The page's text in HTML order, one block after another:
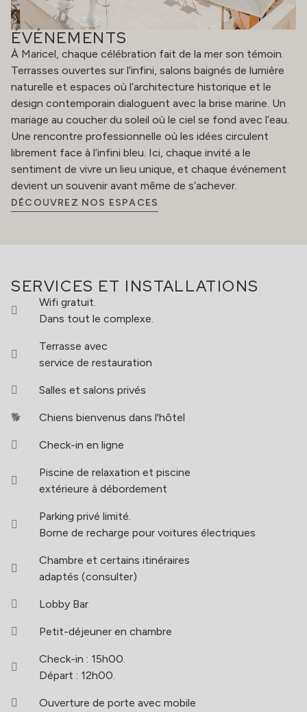
ÉVÉNEMENTS
À Maricel, chaque célébration fait de la mer son témoin.
Terrasses ouvertes sur l’infini, salons baignés de lumière
naturelle et espaces où l’architecture historique et le
design contemporain dialoguent avec la brise marine. Un
mariage au coucher du soleil où le ciel se fond avec l’eau.
Une rencontre professionnelle où les idées circulent
librement face à l’infini bleu. Ici, chaque invité a le
sentiment de vivre un lieu unique, et chaque événement
devient un souvenir avant même de s’achever.
DÉCOUVREZ NOS ESPACES
SERVICES ET INSTALLATIONS
Wifi gratuit.
Dans tout le complexe.
Terrasse avec
service de restauration
Salles et salons privés
Chiens bienvenus dans l'hôtel
Check-in en ligne
Piscine de relaxation et piscine
extérieure à débordement
Parking privé limité.
Borne de recharge pour voitures électriques
Chambre et certains itinéraires
adaptés (consulter)
Lobby Bar
Petit-déjeuner en chambre
Check-in : 15h00.
Départ : 12h00.
Ouverture de porte avec mobile